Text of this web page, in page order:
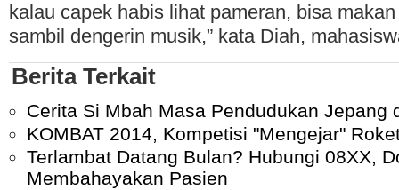
kalau capek habis lihat pameran, bisa
sambil dengerin musik,” kata Diah,
Berita Terkait
Cerita Si Mbah Masa Pendudukan Jepang
KOMBAT 2014, Kompetisi "Mengejar"
Terlambat Datang Bulan? Hubungi 08XX,
Membahayakan Pasien